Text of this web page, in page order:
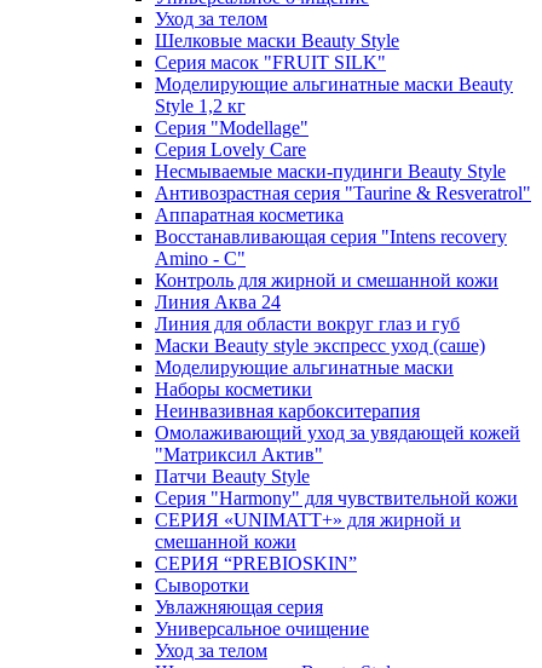
Уход за телом
Шелковые маски Beauty Style
Серия масок "FRUIT SILK"
Моделирующие альгинатные маски Beauty
Style 1,2 кг
Серия "Modellage"
Cерия Lovely Care
Несмываемые маски-пудинги Beauty Style
Антивозрастная серия "Taurine & Resveratrol"
Аппаратная косметика
Восстанавливающая серия "Intens recovery
Amino - C"
Контроль для жирной и смешанной кожи
Линия Аква 24
Линия для области вокруг глаз и губ
Маски Beauty style экспресс уход (саше)
Моделирующие альгинатные маски
Наборы косметики
Неинвазивная карбокситерапия
Омолаживающий уход за увядающей кожей
"Матриксил Актив"
Патчи Beauty Style
Серия "Harmony" для чувствительной кожи
СЕРИЯ «UNIMATT+» для жирной и
смешанной кожи
СЕРИЯ “PREBIOSKIN”
Сыворотки
Увлажняющая серия
Универсальное очищение
Уход за телом